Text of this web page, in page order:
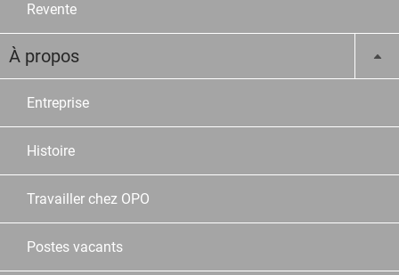
Revente
À propos
Entreprise
Histoire
Travailler chez OPO
Postes vacants